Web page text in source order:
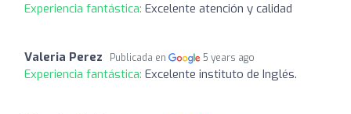
Experiencia fantástica: Excelente atención y calidad
Valeria Perez Publicada en 5 years ago
Experiencia fantástica: Excelente instituto de Inglés.